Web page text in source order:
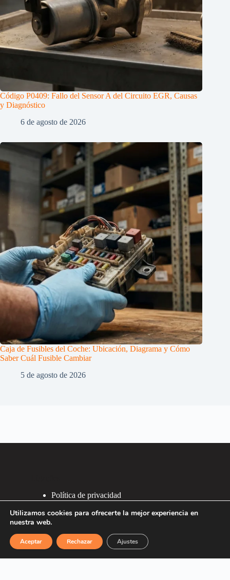
Código P0409: Fallo del Sensor A del Circuito EGR, Causas
y Diagnóstico
6 de agosto de 2026
Caja de Fusibles del Coche: Ubicación, Diagrama y Cómo
Saber Cuál Fusible Cambiar
5 de agosto de 2026
Política de privacidad
2007 - 2026 ®
Recafacil S.L.
Utilizamos cookies para ofrecerte la mejor experiencia en
nuestra web.
Aceptar Rechazar Ajustes